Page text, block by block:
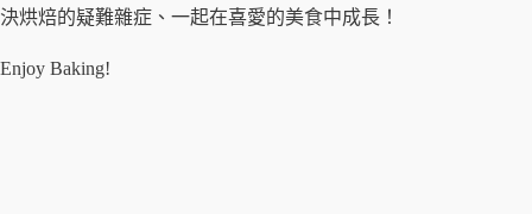
決烘焙的疑難雜症、一起在喜愛的美食中成長！
Enjoy Baking!